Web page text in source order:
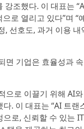
조했다. 이 대표는
로 열리고 있다”며
, 선호도, 과거 이용
면 기업은 효율성과
으로 이끌기 위해 AI
. 이 대표는 “AI 트
로, 신뢰할 수 있는